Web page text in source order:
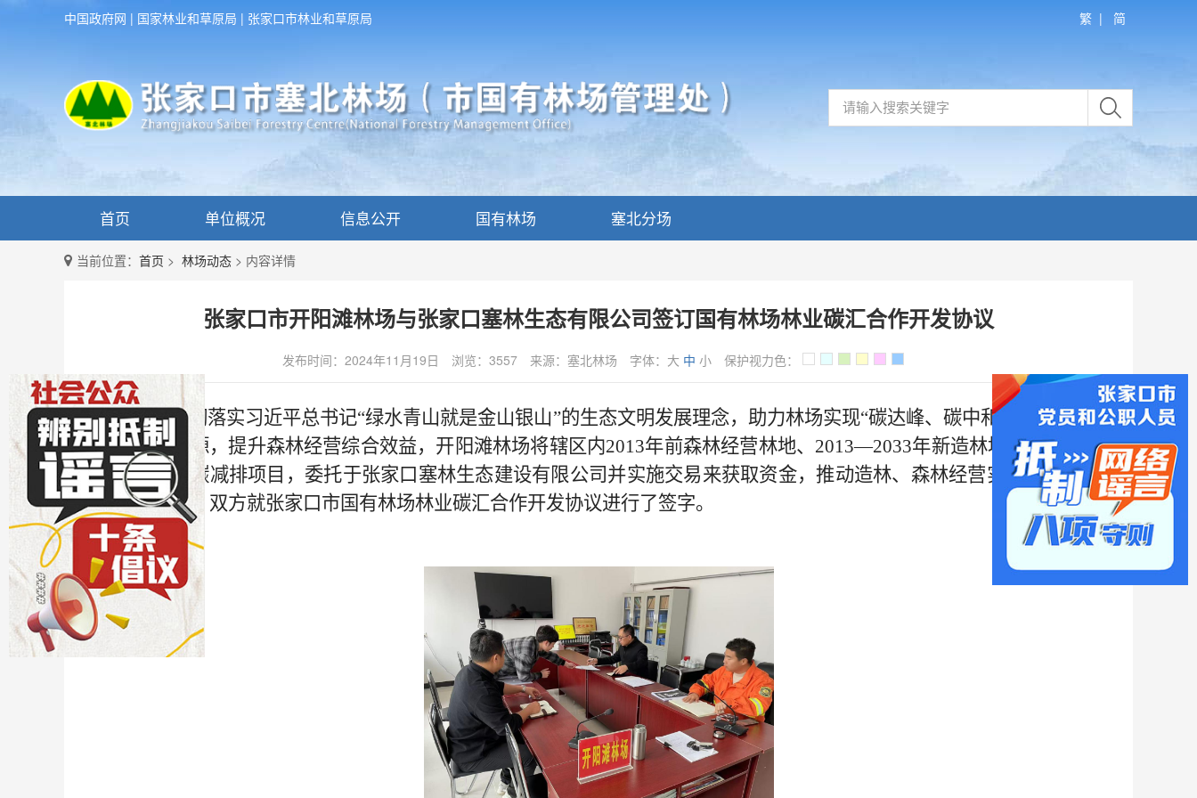
中国政府网 | 国家林业和草原局 | 张家口市林业和草原局 繁 | 简
首页 单位概况 信息公开 国有林场 塞北分场
当前位置： 首页 > 林场动态 > 内容详情
张家口市开阳滩林场与张家口塞林生态有限公司签订国有林场林业碳汇合作开发协议
发布时间：2024年11月19日 浏览：3557 来源：塞北林场 字体： 大 中 小 保护视力色：
为全面贯彻落实习近平总书记“绿水青山就是金山银山”的生态文明发展理念，助力林场实现“碳达峰、碳中和”
，充分盘活
林场森林资源，提升森林经营综合效益， 开阳滩林场将辖区内2013年前森林经营林地、 2013—2033年新造林地、草原
申报
为温室气体碳减排项目， 委托于张家口塞林生态建设有限公司并实施交易来获取资金，推动造林、森林经营实施工作。11
月15日上午，双方就张家口市国有林场林业碳汇合作开发协议进行了签字。